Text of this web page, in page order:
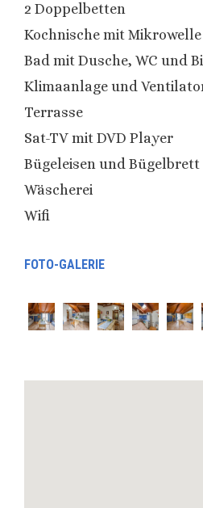
2 Doppelbetten
Kochnische mit Mikrowelle
Bad mit Dusche, WC und
Klimaanlage und
Terrasse
Sat-TV mit DVD Player
Bügeleisen und Bügelbrett
Wäscherei
Wifi
FOTO-GALERIE